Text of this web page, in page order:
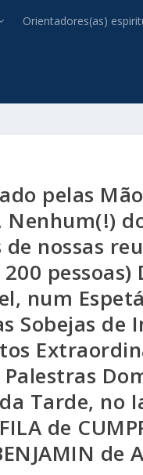
Orientadores(as)
pelas
Nenhum(!)
nossas
pessoas)
num
Sobejas
Tarde, no
de
de